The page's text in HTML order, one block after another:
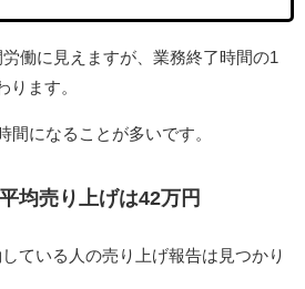
働に見えますが、業務終了時間の1
ります。
間になることが多いです。
均売り上げは42万円
ている人の売り上げ報告は見つかり